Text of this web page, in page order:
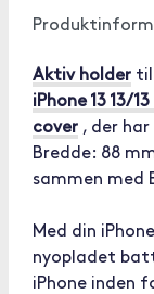
Aktiv holder til
iPhone 13 13/
cover , der
Bredde: 88
sammen med
Med din
nyopladet
iPhone inden